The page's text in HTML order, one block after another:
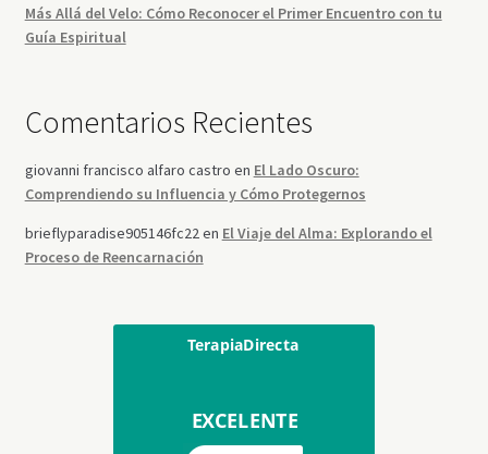
Más Allá del Velo: Cómo Reconocer el Primer Encuentro con tu
Guía Espiritual
Comentarios Recientes
giovanni francisco alfaro castro en El Lado Oscuro:
Comprendiendo su Influencia y Cómo Protegernos
brieflyparadise905146fc22 en El Viaje del Alma: Explorando el
Proceso de Reencarnación